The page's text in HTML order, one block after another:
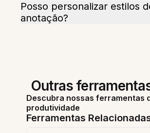
Posso personalizar estilos
anotação?
Outras
Descubra nossas ferramentas
produtividade
Ferramentas